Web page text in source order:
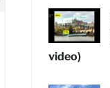
video)